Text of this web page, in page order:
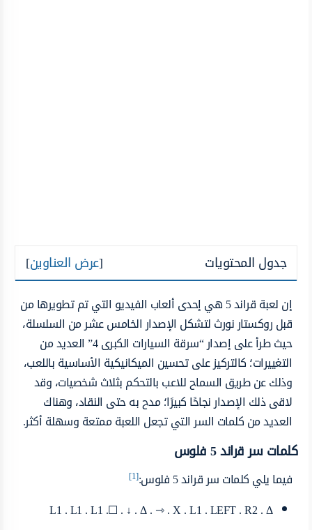
جدول المحتويات [عرض العناوين]
إن لعبة قراند 5 هي إحدى ألعاب الفيديو التي تم تطويرها من
قبل روكستار نورث لتشكل الإصدار الخامس عشر من السلسلة،
حيث طرأ على إصدار “سرقة السيارات الكبرى 4” العديد من
التغييرات؛ كالتركيز على تحسين الميكانيكية الأساسية باللعب،
وذلك عن طريق السماح للاعب بالتحكم بثلاث شخصيات، وقد
لاقى ذلك الإصدار نجاحًا كبيرًا؛ مدح به حتى النقاد، وهناك
العديد من كلمات السر التي تجعل اللعبة ممتعة وسهلة أكثر.
كلمات سر قراند 5 فلوس
فيما يلي كلمات سر قراند 5 فلوس: [1]
L1 . L1 . L1 .☐ . ↓ . Δ . ⇾ . X . L1 . LEFT . R2 . Δ